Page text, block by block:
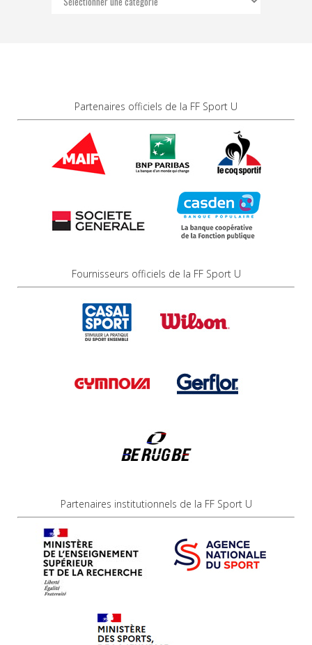
Partenaires officiels de la FF Sport U
Fournisseurs officiels de la FF Sport U
Partenaires institutionnels de la FF Sport U